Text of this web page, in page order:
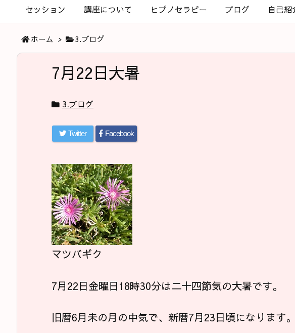
セッション 講座について ヒプノセラピー ブログ 自己紹
ホーム > 3.ブログ
7月22日大暑
3.ブログ
Twitter Facebook
マツバギク
7月22日金曜日18時30分は二十四節気の大暑です。
旧暦6月未の月の中気で、新暦7月23日頃になります。